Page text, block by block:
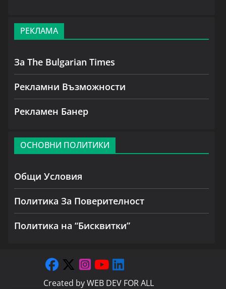
РЕКЛАМА
За The Bulgarian Times
Рекламни Възможности
Рекламен Банер
ОСНОВНИ ПОЛИТИКИ
Общи Условия
Политика За Поверителност
Политика на “Бисквитки”
Created byWEB DEV FOR ALL